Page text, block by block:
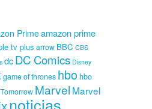
Primeamazon prime
tv plus arrow BBC CBS
dcDC Comics Disney
game of thrones hbo hbo
Marvel Marvel
noticias